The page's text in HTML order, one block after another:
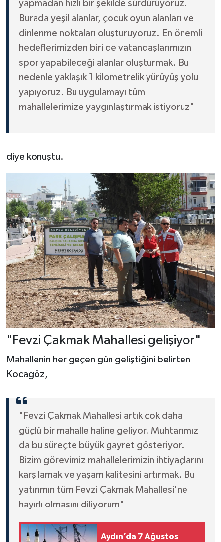
yapmadan hızlı bir şekilde sürdürüyoruz.
Burada yeşil alanlar, çocuk oyun alanları ve
dinlenme noktaları oluşturuyoruz. En önemli
hedeflerimizden biri de vatandaşlarımızın
spor yapabileceği alanlar oluşturmak. Bu
nedenle yaklaşık 1 kilometrelik yürüyüş yolu
yapıyoruz. Bu uygulamayı tüm
mahallelerimize yaygınlaştırmak istiyoruz"
diye konuştu.
"Fevzi Çakmak Mahallesi gelişiyor"
Mahallenin her geçen gün geliştiğini belirten
Kocagöz,
"Fevzi Çakmak Mahallesi artık çok daha
güçlü bir mahalle haline geliyor. Muhtarımız
da bu süreçte büyük gayret gösteriyor.
Bizim görevimiz mahallelerimizin ihtiyaçlarını
karşılamak ve yaşam kalitesini artırmak. Bu
yatırımın tüm Fevzi Çakmak Mahallesi'ne
hayırlı olmasını diliyorum"
Aydın’da 7 Ağustos